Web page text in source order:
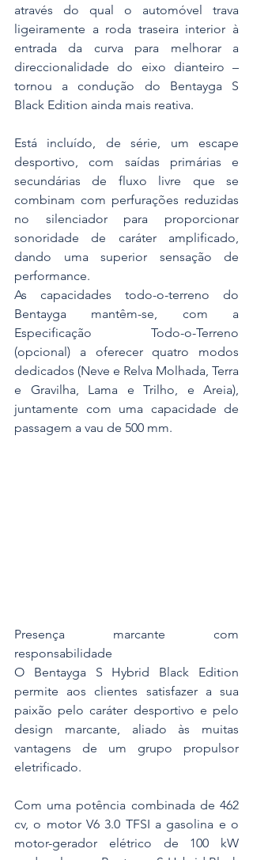
através do qual o automóvel trava
ligeiramente a roda traseira interior à
entrada da curva para melhorar a
direccionalidade do eixo dianteiro –
tornou a condução do Bentayga S
Black Edition ainda mais reativa.
Está incluído, de série, um escape
desportivo, com saídas primárias e
secundárias de fluxo livre que se
combinam com perfurações reduzidas
no silenciador para proporcionar
sonoridade de caráter amplificado,
dando uma superior sensação de
performance.
As capacidades todo-o-terreno do
Bentayga mantêm-se, com a
Especificação Todo-o-Terreno
(opcional) a oferecer quatro modos
dedicados (Neve e Relva Molhada, Terra
e Gravilha, Lama e Trilho, e Areia),
juntamente com uma capacidade de
passagem a vau de 500 mm.
Presença marcante com
responsabilidade
O Bentayga S Hybrid Black Edition
permite aos clientes satisfazer a sua
paixão pelo caráter desportivo e pelo
design marcante, aliado às muitas
vantagens de um grupo propulsor
eletrificado.
Com uma potência combinada de 462
cv, o motor V6 3.0 TFSI a gasolina e o
motor-gerador elétrico de 100 kW